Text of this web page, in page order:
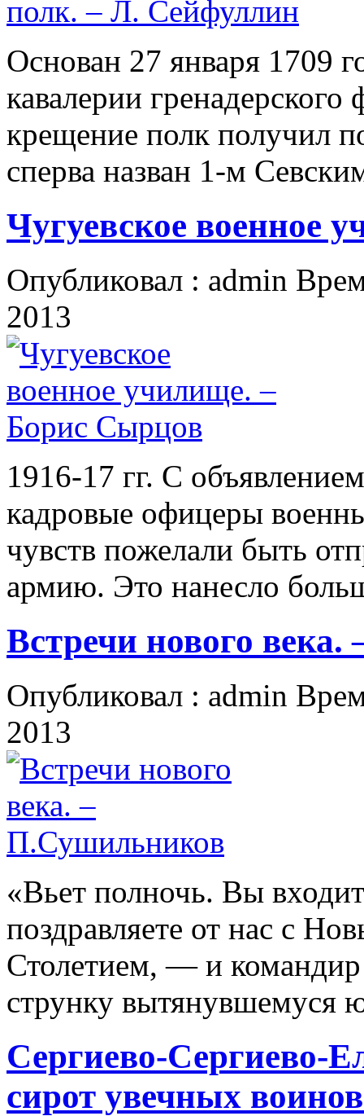
Основан 27 января 1709
кавалерии
крещение полк получил
сперва назван 1-м
Чугуевское военное
Опубликовал : admin
2013
1916-17 гг. С
кадровые офицеры
чувств пожелали быть
армию. Это нанесло
Встречи нового
Опубликовал : admin
2013
«Вьет полночь. Вы
поздравляете от нас с
Столетием, — и командир
струнку вытянувшемуся
Сергиево-Сергиево-
сирот увечных